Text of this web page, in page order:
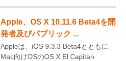
Apple、OS X 10.11.6 Beta4を開
発者及びパブリック ...
Appleは、iOS 9.3.3 Beta4とともに
Mac向けOSのOS X El Capitan